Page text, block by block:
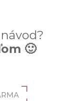
🙂